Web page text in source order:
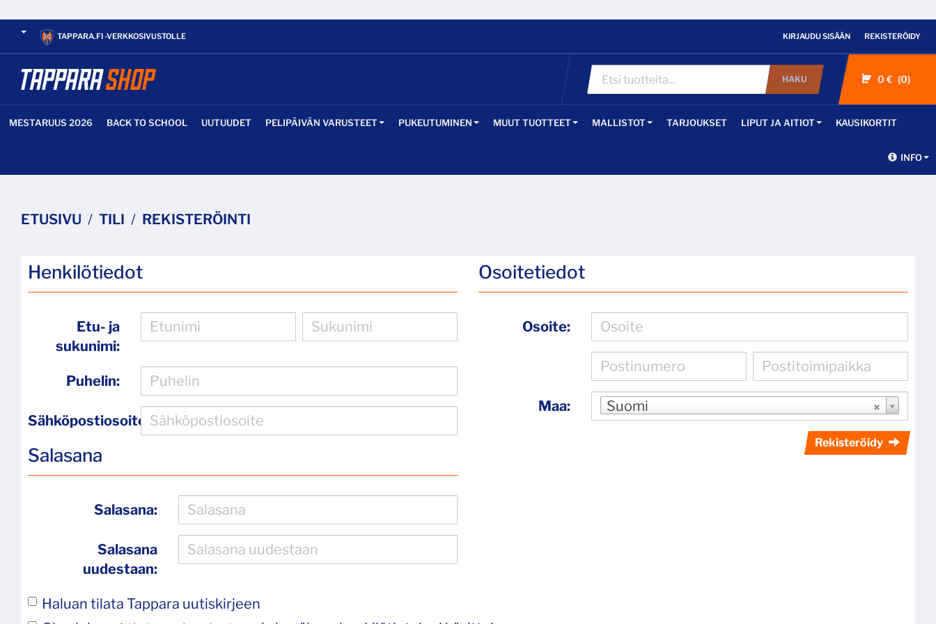
TAPPARA.FI -VERKKOSIVUSTOLLE KIRJAUDU SISÄÄN REKISTERÖIDY
HAKU 0 € 0
MESTARUUS 2026 BACK TO SCHOOL UUTUUDET PELIPÄIVÄN VARUSTEET PUKEUTUMINEN MUUT TUOTTEET MALLISTOT TARJOUKSET LIPUT JA AITIOT KAUSIKORTIT
INFO
ETUSIVU TILI REKISTERÖINTI
Henkilötiedot
Etu- ja
sukunimi:
Puhelin:
Sähköpostiosoite:
Salasana
Salasana:
Salasana
uudestaan:
Osoitetiedot
Osoite:
Maa: Suomi
Rekisteröidy
Haluan tilata Tappara uutiskirjeen